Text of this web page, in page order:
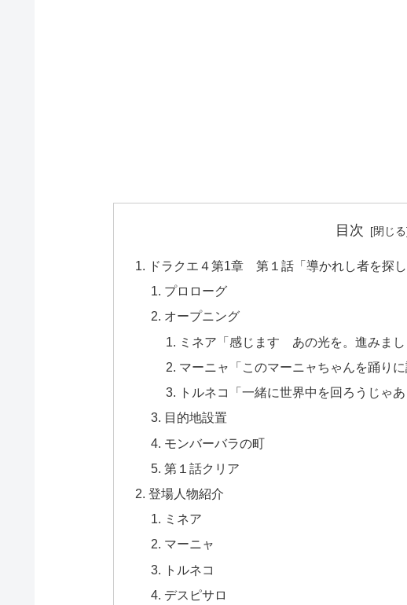
目次
ドラクエ４第1章 第１話「導かれし者を探
プロローグ
オープニング
ミネア「感じます あの光を。進みま
マーニャ「このマーニャちゃんを踊り
トルネコ「一緒に世界中を回ろうじゃあ
目的地設置
モンバーバラの町
第１話クリア
登場人物紹介
ミネア
マーニャ
トルネコ
デスピサロ